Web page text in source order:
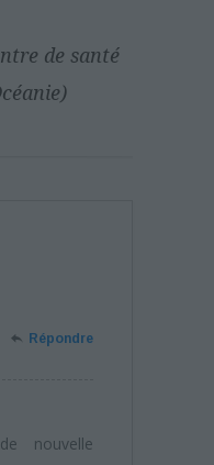
de santé
Répondre
nouvelle